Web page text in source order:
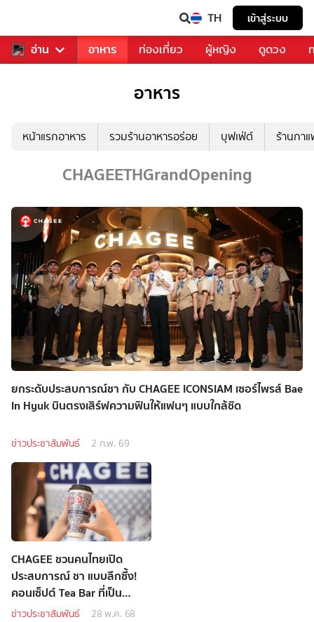
TH เข้าสู่ระบบ
อ่าน
รวงการเพลง อาหาร ท่องเที่ยว ผู้หญิง ดูดวง
อาหาร
หน้าแรกอาหาร รวมร้านอาหารอร่อย บุฟเฟ่ต์ ร้านกา
CHAGEETHGrandOpening
ยกระดับประสบการณ์ชา กับ CHAGEE ICONSIAM เซอร์ไพรส์ Bae
In Hyuk บินตรงเสิร์ฟความฟินให้แฟนๆ แบบใกล้ชิด
ข่าวประชาสัมพันธ์ 2 ก.พ. 69
CHAGEE ชวนคนไทยเปิด
ประสบการณ์ ชา แบบลึกซึ้ง!
คอนเซ็ปต์ Tea Bar ที่เป็น
มากกว่าร้านชา
ข่าวประชาสัมพันธ์ 28 พ.ค. 68